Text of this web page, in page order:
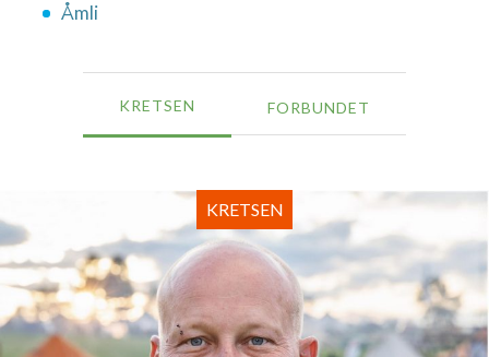
Åmli
KRETSEN FORBUNDET
KRETSEN